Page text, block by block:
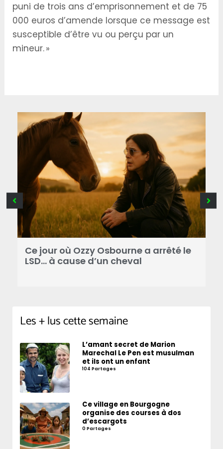
puni de trois ans d’emprisonnement et de 75
000 euros d’amende lorsque ce message est
susceptible d’être vu ou perçu par un
mineur. »
Ce jour où Ozzy Osbourne a arrêté le
LSD… à cause d’un cheval
Les + lus cette semaine
L’amant secret de Marion
Marechal Le Pen est musulman
et ils ont un enfant
104 Partages
Ce village en Bourgogne
organise des courses à dos
d’escargots
0 Partages